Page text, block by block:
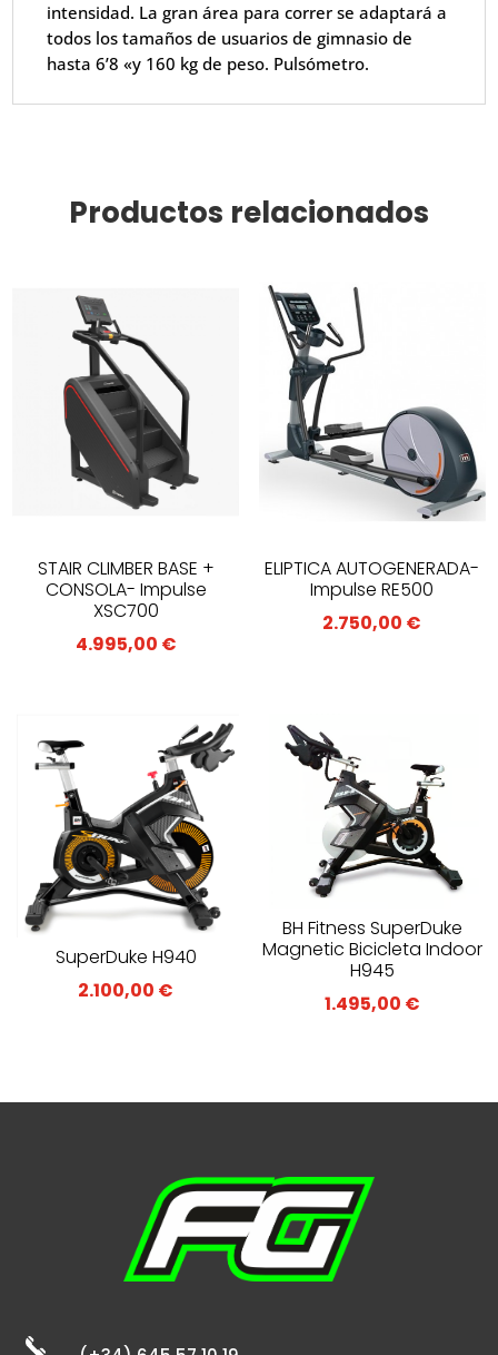
intensidad. La gran área para correr se adaptará a
todos los tamaños de usuarios de gimnasio de
hasta 6’8 «y 160 kg de peso. Pulsómetro.
Productos relacionados
STAIR CLIMBER BASE +
CONSOLA- Impulse
XSC700
4.995,00 €
ELIPTICA AUTOGENERADA-
Impulse RE500
2.750,00 €
SuperDuke H940
2.100,00 €
BH Fitness SuperDuke
Magnetic Bicicleta Indoor
H945
1.495,00 €